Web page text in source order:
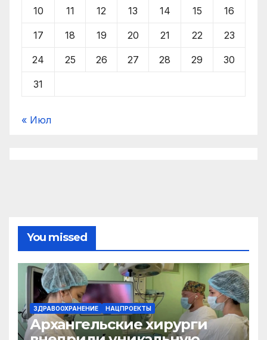
10 11 12 13 14 15 16
17 18 19 20 21 22 23
24 25 26 27 28 29 30
31
« Июл
You missed
ЗДРАВООХРАНЕНИЕ НАЦПРОЕКТЫ
Архангельские хирурги